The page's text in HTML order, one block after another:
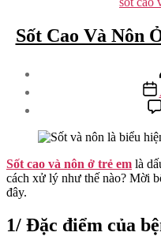
Sốt Cao Và Nôn
Sốt cao và nôn ở trẻ em là
cách xử lý như thế nào? Mời
đây.
1/ Đặc điểm của